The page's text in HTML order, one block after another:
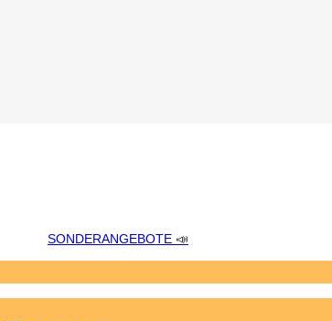
SONDERANGEBOTE 📣